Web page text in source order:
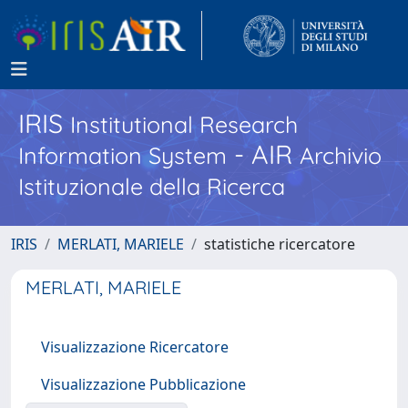
IRISInstitutional Research
Information System - AIR Archivio
Istituzionale della Ricerca
IRIS MERLATI, MARIELE statistiche ricercatore
MERLATI, MARIELE
Visualizzazione Ricercatore
Visualizzazione Pubblicazione